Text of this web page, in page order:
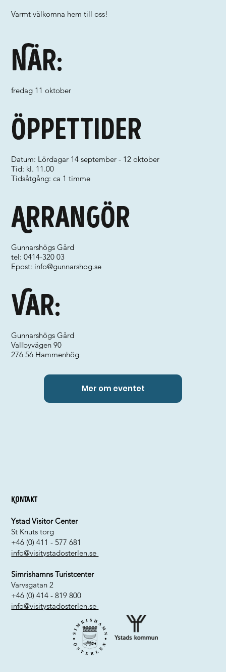
Varmt välkomna hem till oss!
När:
fredag 11 oktober
Var:
Arrangör
Gunnarshögs Gård
tel: 0414-320 03
Epost: info@gunnarshog.se
Gunnarshögs Gård
Vallbyvägen 90
276 56 Hammenhög
Öppettider
Datum: Lördagar 14 september - 12 oktober
Tid: kl. 11.00
Tidsåtgång: ca 1 timme
Mer om eventet
Kontakt
Ystad Visitor Center
St Knuts torg
+46 (0) 411 - 577 681
info@visitystadosterlen.se
Simrishamns Turistcenter
Varvsgatan 2
+46 (0) 414 - 819 800
info@visitystadosterlen.se